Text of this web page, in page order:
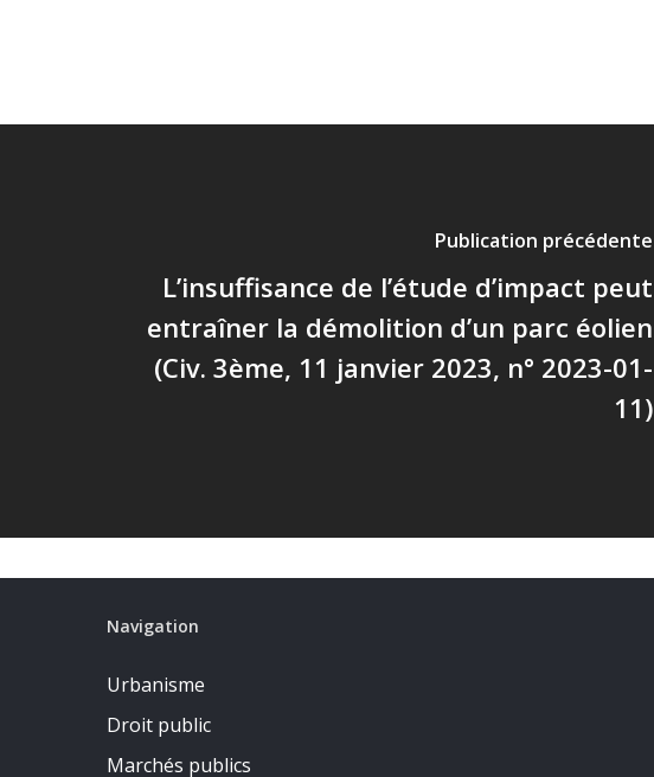
Publication précédente
L’insuffisance de l’étude d’impact peut
entraîner la démolition d’un parc éolien
(Civ. 3ème, 11 janvier 2023, n° 2023-01-
11)
Navigation
Urbanisme
Droit public
Marchés publics